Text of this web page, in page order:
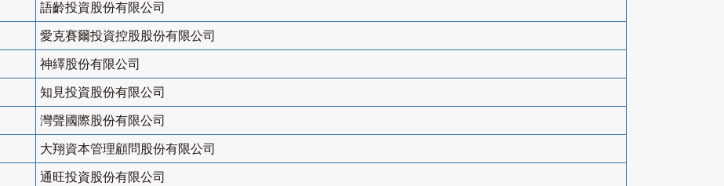
語齡投資股份有限公司
愛克賽爾投資控股股份有限公司
神繹股份有限公司
知見投資股份有限公司
灣聲國際股份有限公司
大翔資本管理顧問股份有限公司
通旺投資股份有限公司